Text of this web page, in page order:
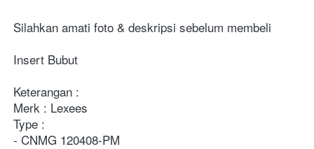
Silahkan amati foto & deskripsi sebelum membeli
Insert Bubut
Keterangan :
Merk : Lexees
Type :
- CNMG 120408-PM